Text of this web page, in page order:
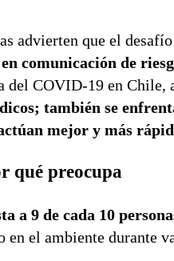
advierten que el
comunicación de
del COVID-19 en Chile,
también se
mejor y más
qué preocupa
a 9 de cada 10
el ambiente durante